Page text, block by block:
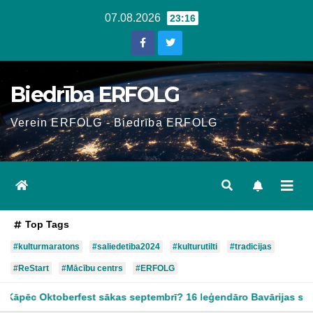
07.08.2026 23:16
Biedrība ERFOLG
Verein ERFOLG - Biedrība ERFOLG
Top Tags
#kulturmaratons #saliedetiba2024 #kulturutilti #tradicijas
#ReStart #Mācību centrs #ERFOLG
sākas septembrī? 16 leģendāro Bavārijas svētku noslēpumi